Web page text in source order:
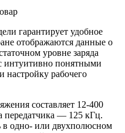
гарантирует удобное
отображаются данные о
уровне заряда
интуитивно понятными
настройку рабочего
составляет 12-400
передатчика — 125 кГц.
одно- или двухполюсном